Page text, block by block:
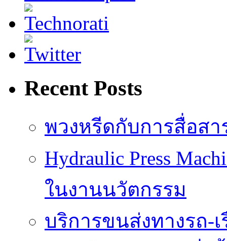
Recent Posts
พวงหรีดกับการสื่อส
Hydraulic Press
ในงานนวัตกรรม
บริการขนส่งทางรถ-